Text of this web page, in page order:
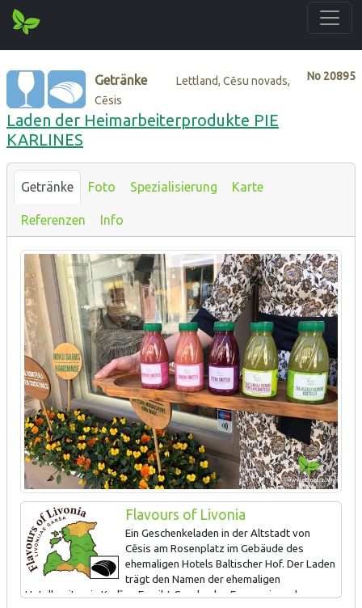
No 20895
Getränke
Lettland, Cēsu novads,
Cēsis
Laden der Heimarbeiterprodukte PIE
KARLINES
Getränke Foto Spezialisierung Karte
Referenzen Info
Flavours of Livonia
Ein Geschenkeladen in der Altstadt von
Cēsis am Rosenplatz im Gebäude des
ehemaligen Hotels Baltischer Hof. Der Laden
trägt den Namen der ehemaligen
Hotelbesitzerin Karlīne. Es gibt Geschenke, Erzeugnisse der